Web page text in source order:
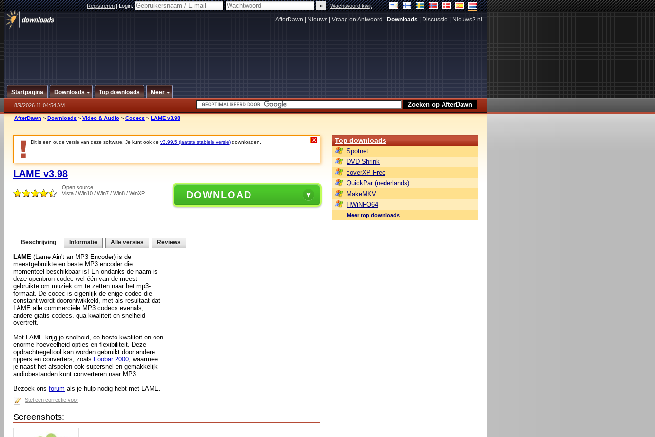
Registreren|Login: |Wachtwoord kwijt
AfterDawn Nieuws Vraag en Antwoord Downloads Discussie Nieuws2.nl
Startpagina Downloads Top downloads Meer
8/9/2026 11:04:54 AM
AfterDawn > Downloads > Video & Audio > Codecs > LAME v3.98
Dit is een oude versie van deze software. Je kunt ook de v3.99.5 (laatste stabiele versie) downloaden. X
LAME v3.98
Open source
Vista / Win10 / Win7 / Win8 / WinXP
DOWNLOAD
Beschrijving Informatie Alle versies Reviews
LAME (Lame Ain't an MP3 Encoder) is de
meestgebruikte en beste MP3 encoder die
momenteel beschikbaar is! En ondanks de naam is
deze openbron-codec wel één van de meest
gebruikte om muziek om te zetten naar het mp3-
formaat. De codec is eigenlijk de enige codec die
constant wordt doorontwikkeld, met als resultaat dat
LAME alle commerciële MP3 codecs evenals,
andere gratis codecs, qua kwaliteit en snelheid
overtreft.
Met LAME krijg je snelheid, de beste kwaliteit en een
enorme hoeveelheid opties en flexibiliteit. Deze
opdrachtregeltool kan worden gebruikt door andere
rippers en converters, zoals Foobar 2000, waarmee
je naast het afspelen ook supersnel en gemakkelijk
audiobestanden kunt converteren naar MP3.
Bezoek ons forum als je hulp nodig hebt met LAME.
Stel een correctie voor
Screenshots:
Top downloads
Spotnet
DVD Shrink
coverXP Free
QuickPar (nederlands)
MakeMKV
HWiNFO64
Meer top downloads